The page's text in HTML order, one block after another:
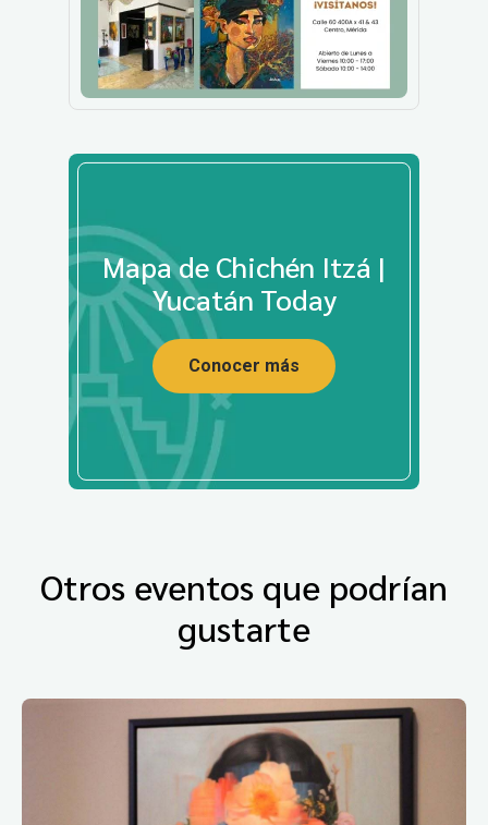
Mapa de Chichén Itzá |
Yucatán Today
Conocer más
Otros eventos que podrían
gustarte